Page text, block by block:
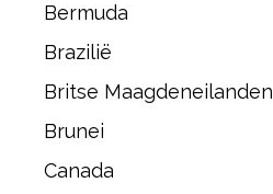
Bermuda
Brazilië
Britse Maagdeneilanden
Brunei
Canada